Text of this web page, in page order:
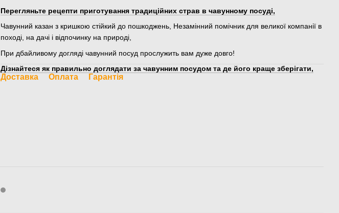
Перегляньте рецепти приготування традиційних страв в чавунному посуді,
Чавунний казан з кришкою стійкий до пошкоджень, Незамінний помічник для великої компанії в
поході, на дачі і відпочинку на природі,
При дбайливому догляді чавунний посуд прослужить вам дуже довго!
Дізнайтеся як правильно доглядати за чавунним посудом та де його краще зберігати,
Доставка Оплата Гарантія